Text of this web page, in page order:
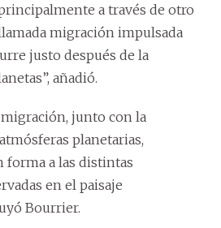
a través de otro
migración impulsada
justo después de la
añadió.
migración, junto con la
planetarias,
forma a las distintas
en el paisaje
Bourrier.